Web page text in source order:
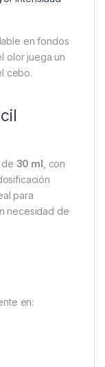
en fondos
olor juega un
cebo.
30 ml , con
para
necesidad de
en: